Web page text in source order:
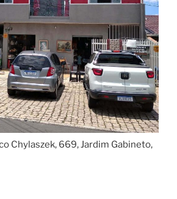
Chylaszek, 669, Jardim Gabineto,